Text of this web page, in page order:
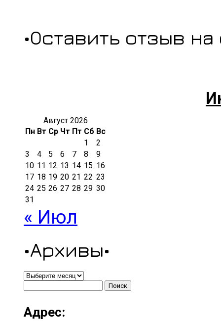
•Оставить отзыв на
Август 2026
Пн Вт Ср Чт Пт Сб Вс
1
2
3
4 5 6 7 8
9
10 11 12 13 14 15 16
17 18 19 20 21 22 23
24 25 26 27 28 29 30
31
« Июл
•Архивы•
•Архивы•
Адрес: